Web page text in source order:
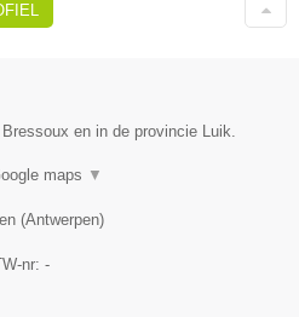
en in de provincie Luik.
maps ▼
(Antwerpen)
nr: -